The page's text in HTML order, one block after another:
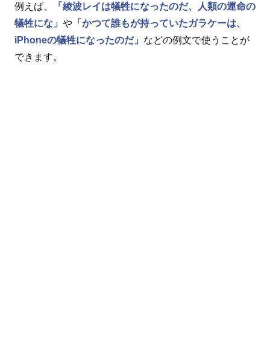
例えば、
「綾波レイは犠牲になったのだ、人類の運命の
犠牲にな」 や 「かつて誰もが持っていたガラケーは、
iPhoneの犠牲になったのだ」 などの例文で使うことが
できます。